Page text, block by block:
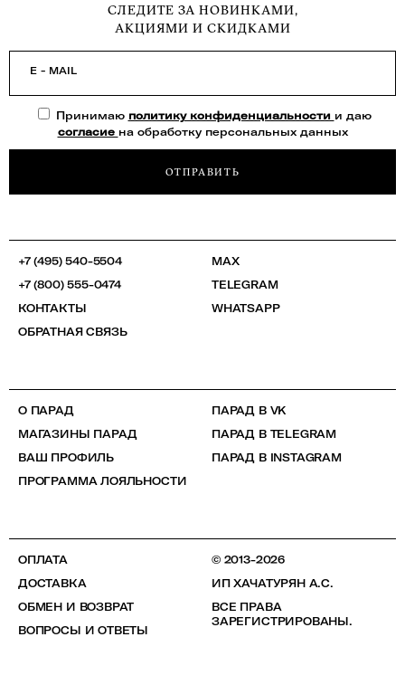
СЛЕДИТЕ ЗА НОВИНКАМИ,
АКЦИЯМИ И СКИДКАМИ
E - MAIL
Принимаю политику конфиденциальности и даю
согласие на обработку персональных данных
ОТПРАВИТЬ
+7 (495) 540-5504
+7 (800) 555-0474
КОНТАКТЫ
ОБРАТНАЯ СВЯЗЬ
MAX
TELEGRAM
WHATSAPP
О ПАРАД
МАГАЗИНЫ ПАРАД
ВАШ ПРОФИЛЬ
ПРОГРАММА ЛОЯЛЬНОСТИ
ПАРАД В VK
ПАРАД В TELEGRAM
ПАРАД В INSTAGRAM
ОПЛАТА
ДОСТАВКА
ОБМЕН И ВОЗВРАТ
ВОПРОСЫ И ОТВЕТЫ
© 2013-2026
ИП ХАЧАТУРЯН А.С.
ВСЕ ПРАВА
ЗАРЕГИСТРИРОВАНЫ.